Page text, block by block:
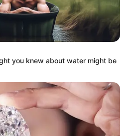
ามเสน่หาต่อกันแล้ว คุณก็ตั้งใจ
น้าพร้อมๆ กัน ความตั้งใจจริง
ยประคองความรักให้คงอยู่ได้
ต้องพบเจอกันช่วงเหน็ดเหนื่อย
งใช้ความอดทน และต้อง
ำให้คนปลื้มใจ เมื่อผ่านวันเวลา
บความสำเร็จในชีวิตด้วยกัน แต่
พราะหากฝ่ายหนึ่งฝ่ายใดใจเสาะ
ยแน่นอน
you knew about water might be